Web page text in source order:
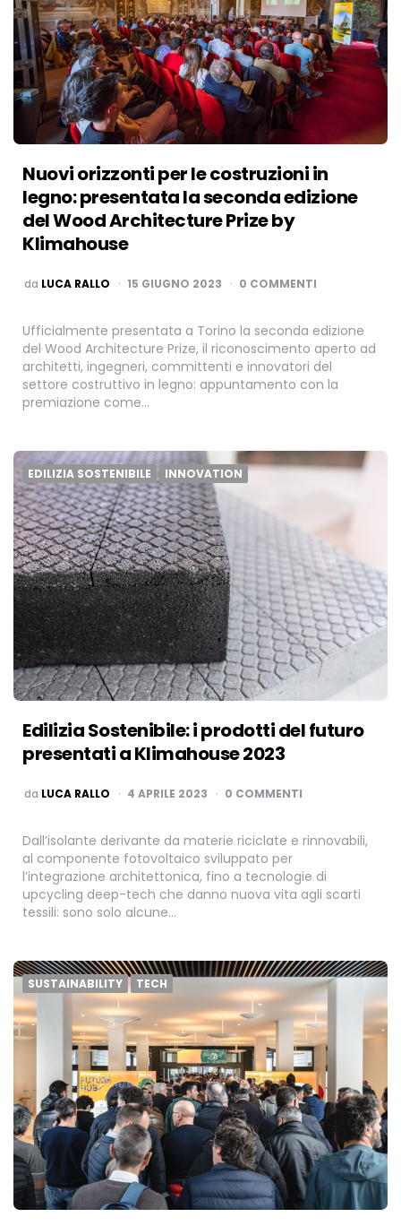
Nuovi orizzonti per le costruzioni in
legno: presentata la seconda edizione
del Wood Architecture Prize by
Klimahouse
PUBBLICATO
da LUCA RALLO 15 GIUGNO 2023 0 COMMENTI
Ufficialmente presentata a Torino la seconda edizione
del Wood Architecture Prize, il riconoscimento aperto ad
architetti, ingegneri, committenti e innovatori del
settore costruttivo in legno: appuntamento con la
premiazione come…
EDILIZIA SOSTENIBILE INNOVATION
Edilizia Sostenibile: i prodotti del futuro
presentati a Klimahouse 2023
PUBBLICATO
da LUCA RALLO 4 APRILE 2023 0 COMMENTI
Dall’isolante derivante da materie riciclate e rinnovabili,
al componente fotovoltaico sviluppato per
l’integrazione architettonica, fino a tecnologie di
upcycling deep-tech che danno nuova vita agli scarti
tessili: sono solo alcune…
SUSTAINABILITY TECH